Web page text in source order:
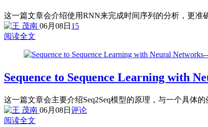
这一篇文章会介绍使用RNN来完成时间序列的分析，更准
06月08日 15
阅读全文
Sequence to Sequence Learning with
这一篇文章会主要介绍Seq2Seq模型的原理，与一个具体
06月08日 评论
阅读全文